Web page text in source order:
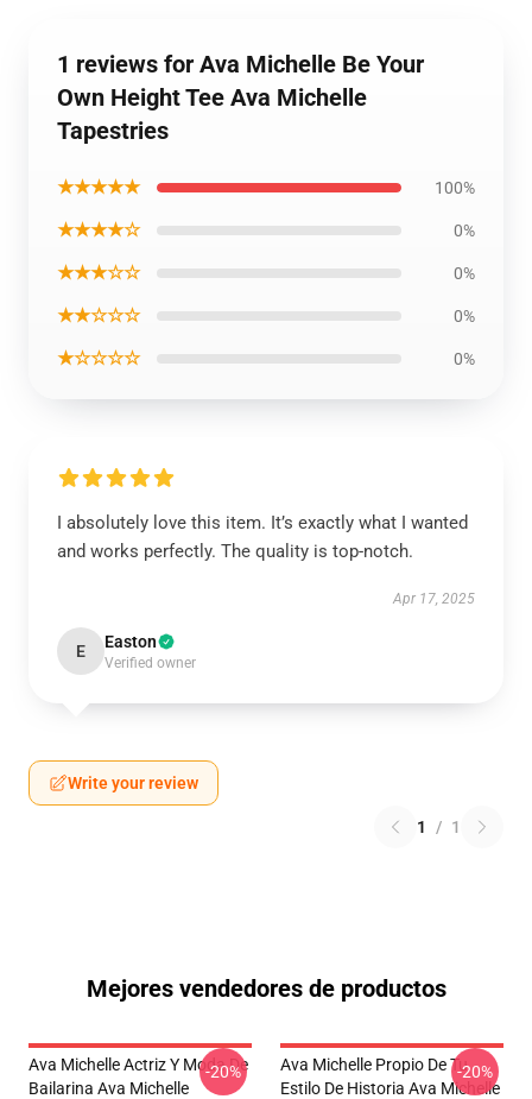
1 reviews for Ava Michelle Be Your
Own Height Tee Ava Michelle
Tapestries
★★★★★ 100%
★★★★☆ 0%
★★★☆☆ 0%
★★☆☆☆ 0%
★☆☆☆☆ 0%
I absolutely love this item. It’s exactly what I wanted
and works perfectly. The quality is top-notch.
Apr 17, 2025
E Easton
Verified owner
Write your review
1 / 1
Mejores vendedores de productos
Ava Michelle Actriz Y Moda De
Bailarina Ava Michelle
-20%
Ava Michelle Propio De Tu
Estilo De Historia Ava Michelle
-20%